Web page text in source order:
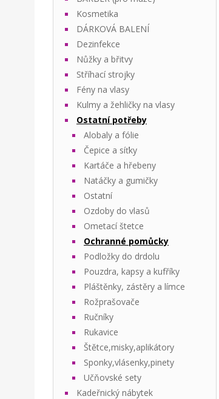
Kosmetika
DÁRKOVÁ BALENÍ
Dezinfekce
Nůžky a břitvy
Stříhací strojky
Fény na vlasy
Kulmy a žehličky na vlasy
Ostatní potřeby
Alobaly a fólie
Čepice a síťky
Kartáče a hřebeny
Natáčky a gumičky
Ostatní
Ozdoby do vlasů
Ometací štetce
Ochranné pomůcky
Podložky do drdolu
Pouzdra, kapsy a kufříky
Pláštěnky, zástěry a límce
Rožprašovače
Ručníky
Rukavice
Štětce,misky,aplikátory
Sponky,vlásenky,pinety
Učňovské sety
Kadeřnický nábytek